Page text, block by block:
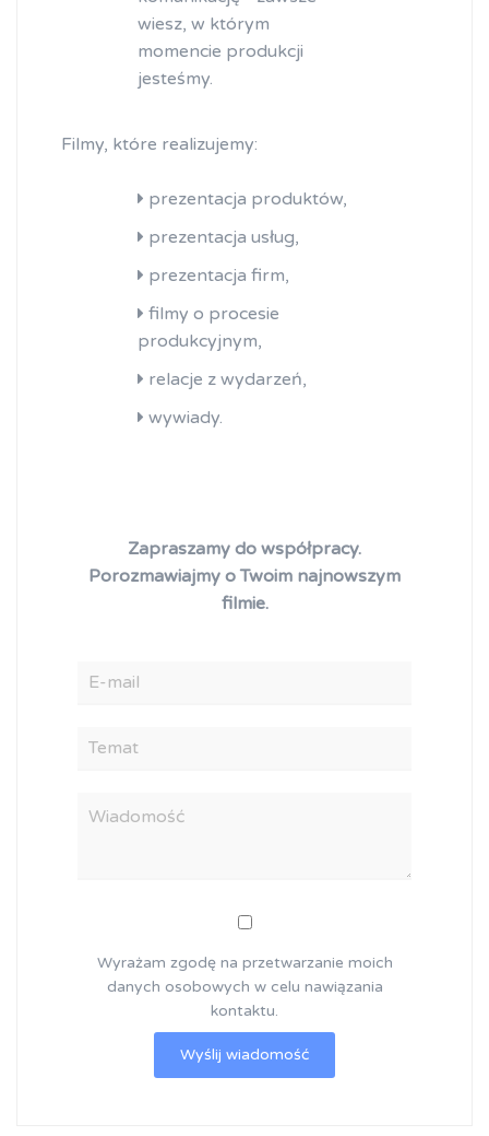
wiesz, w którym
momencie produkcji
jesteśmy.
Filmy, które realizujemy:
prezentacja produktów,
prezentacja usług,
prezentacja firm,
filmy o procesie
produkcyjnym,
relacje z wydarzeń,
wywiady.
Zapraszamy do współpracy.
Porozmawiajmy o Twoim najnowszym
filmie.
Wyrażam zgodę na przetwarzanie moich
danych osobowych w celu nawiązania
kontaktu.
Wyślij wiadomość